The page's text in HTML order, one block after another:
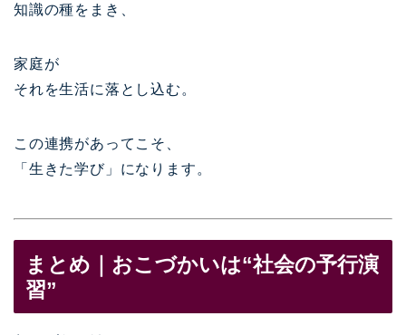
知識の種をまき、
家庭が
それを生活に落とし込む。
この連携があってこそ、
「生きた学び」になります。
まとめ｜おこづかいは“社会の予行演
習”